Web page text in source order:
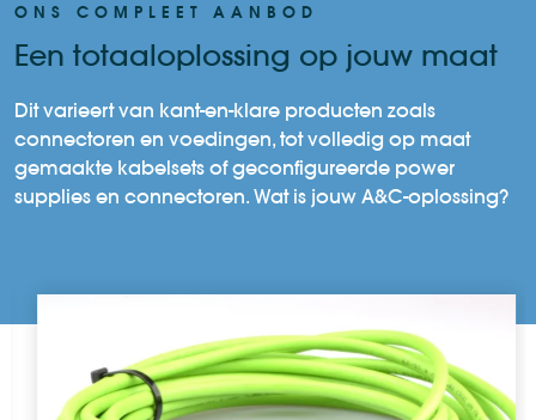
ONS COMPLEET AANBOD
Een totaaloplossing op jouw maat
Dit varieert van kant-en-klare producten zoals
connectoren en voedingen, tot volledig op maat
gemaakte kabelsets of geconfigureerde power
supplies en connectoren. Wat is jouw A&C-oplossing?